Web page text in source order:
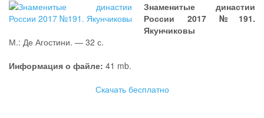
Знаменитые династии
России 2017 №191.
Якунчиковы
М.: Де Агостини. — 32 с.
Информация о файле: 41 mb.
Скачать бесплатно